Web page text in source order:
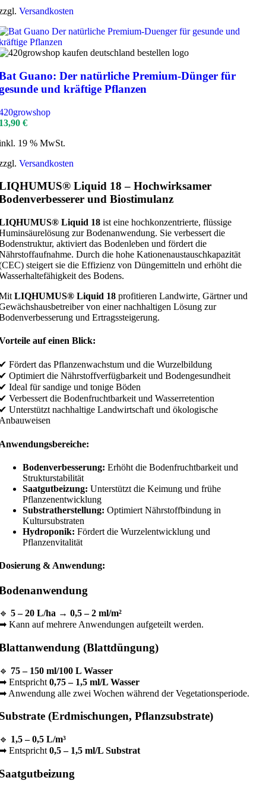
Versandkosten
Guano: Der natürliche Premium-Dünger für
und kräftige Pflanzen
€
19 % MwSt.
Versandkosten
Liquid 18 – Hochwirksamer
und Biostimulanz
Liquid 18 ist eine hochkonzentrierte, flüssige
zur Bodenanwendung. Sie verbessert die
aktiviert das Bodenleben und fördert die
Durch die hohe Kationenaustauschkapazität
steigert sie die Effizienz von Düngemitteln und erhöht die
des Bodens.
LIQHUMUS® Liquid 18 profitieren Landwirte, Gärtner und
von einer nachhaltigen Lösung zur
und Ertragssteigerung.
auf einen Blick:
Fördert das Pflanzenwachstum und die Wurzelbildung
Optimiert die Nährstoffverfügbarkeit und Bodengesundheit
Ideal für sandige und tonige Böden
Verbessert die Bodenfruchtbarkeit und Wasserretention
Unterstützt nachhaltige Landwirtschaft und ökologische
Bodenverbesserung: Erhöht die Bodenfruchtbarkeit und
Strukturstabilität
Saatgutbeizung: Unterstützt die Keimung und frühe
Pflanzenentwicklung
Substratherstellung: Optimiert Nährstoffbindung in
Kultursubstraten
Hydroponik: Fördert die Wurzelentwicklung und
Pflanzenvitalität
& Anwendung:
5 – 20 L/ha → 0,5 – 2 ml/m²
Kann auf mehrere Anwendungen aufgeteilt werden.
(Blattdüngung)
75 – 150 ml/100 L Wasser
Entspricht 0,75 – 1,5 ml/L Wasser
Anwendung alle zwei Wochen während der Vegetationsperiode.
(Erdmischungen, Pflanzsubstrate)
1,5 – 0,5 L/m³
Entspricht 0,5 – 1,5 ml/L Substrat